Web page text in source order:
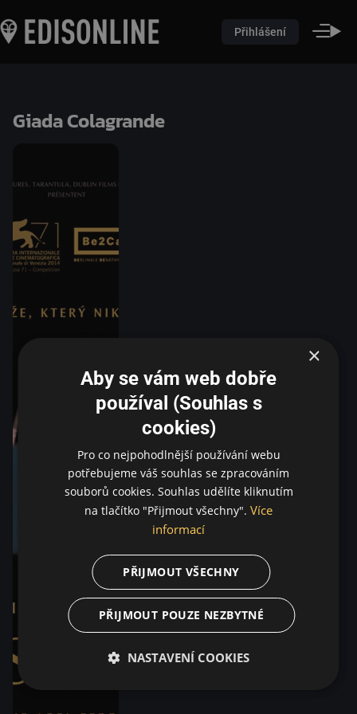
Přihlášení
Giada Colagrande
×
Aby se vám web dobře
používal (Souhlas s
cookies)
Pro co nejpohodlnější používání webu
potřebujeme váš souhlas se zpracováním
souborů cookies. Souhlas udělíte kliknutím
na tlačítko "Přijmout všechny". Více
informací
PŘIJMOUT VŠECHNY
PŘIJMOUT POUZE NEZBYTNÉ
NASTAVENÍ COOKIES